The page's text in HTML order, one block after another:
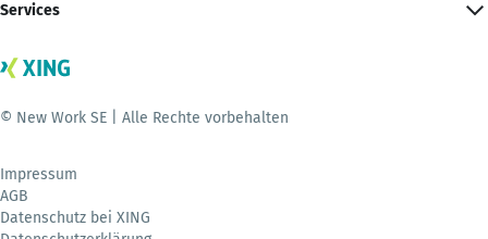
Services
© New Work SE | Alle Rechte vorbehalten
Impressum
AGB
Datenschutz bei XING